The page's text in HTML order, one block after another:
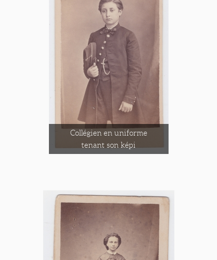
Collégien en uniforme
tenant son képi